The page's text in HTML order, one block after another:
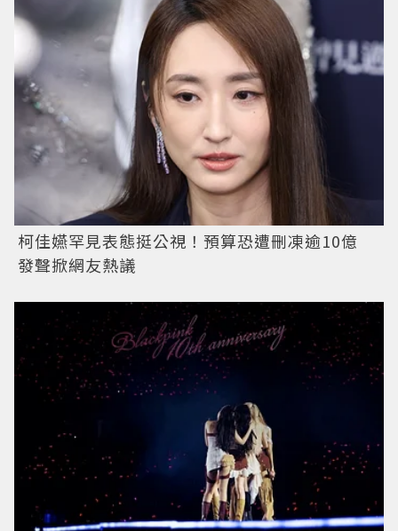
柯佳嬿罕見表態挺公視！預算恐遭刪凍逾10億
發聲掀網友熱議